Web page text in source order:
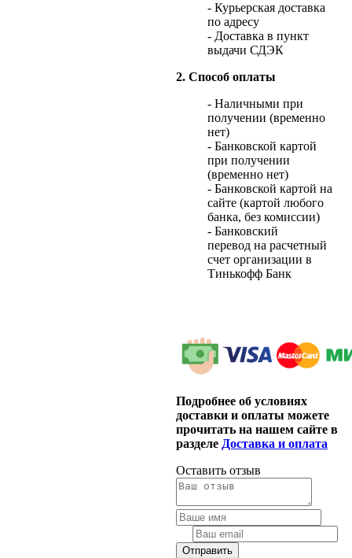
- Курьерская доставка
по адресу
- Доставка в пункт
выдачи СДЭК
2. Способ оплаты
- Наличными при
получении (временно
нет)
- Банковской картой
при получении
(временно нет)
- Банковской картой на
сайте (картой любого
банка, без комиссии)
- Банковский
перевод на расчетный
счет организации в
Тинькофф Банк
Подробнее об условиях
доставки и оплаты можете
прочитать на нашем сайте в
разделе Доставка и оплата
Оставить отзыв